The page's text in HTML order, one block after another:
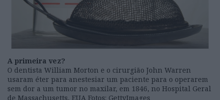
A primeira vez?
O dentista William Morton e o cirurgião John Warren
usaram éter para anestesiar um paciente para o operarem
sem dor a um tumor no maxilar, em 1846, no Hospital Geral
de Massachusetts, EUA Fotos: GettyImages